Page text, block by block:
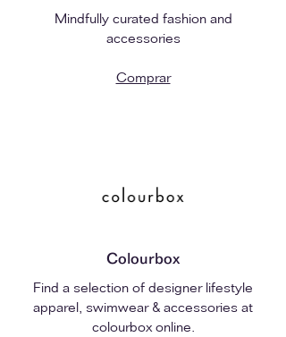
Mindfully curated fashion and
accessories
Comprar
Colourbox
Find a selection of designer lifestyle
apparel, swimwear & accessories at
colourbox online.